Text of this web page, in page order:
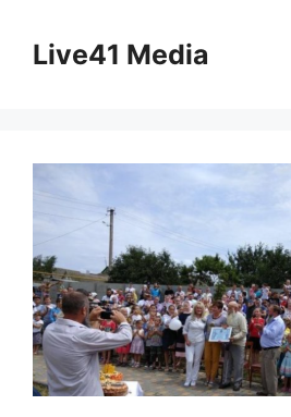
contentLive41 Media